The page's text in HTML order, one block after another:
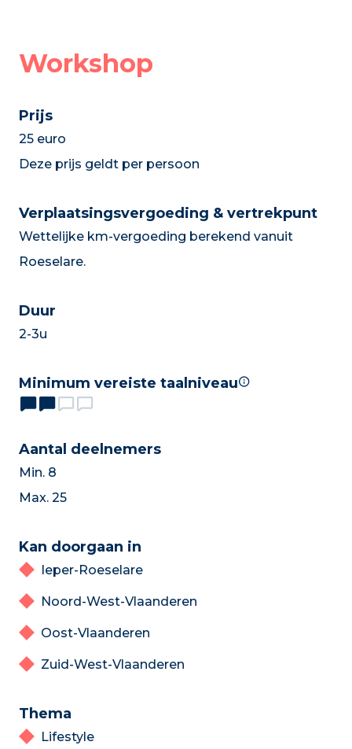
Workshop
Prijs
25 euro
Deze prijs geldt per persoon
Verplaatsingsvergoeding & vertrekpunt
Wettelijke km-vergoeding berekend vanuit
Roeselare.
Duur
2-3u
Minimum vereiste taalniveau
Aantal deelnemers
Min. 8
Max. 25
Kan doorgaan in
Ieper-Roeselare
Noord-West-Vlaanderen
Oost-Vlaanderen
Zuid-West-Vlaanderen
Thema
Lifestyle